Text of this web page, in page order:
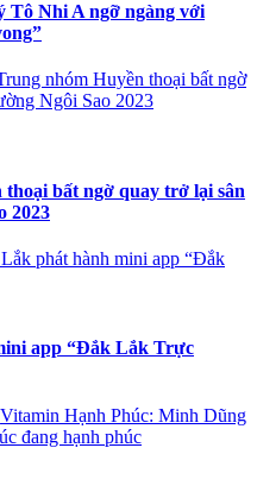
Tô Nhi A ngỡ ngàng với
nhóm Huyền thoại bất ngờ
Ngôi Sao 2023
bất ngờ quay trở lại sân
2023
phát hành mini app “Đắk
app “Đắk Lắk Trực
Vitamin Hạnh Phúc: Minh Dũng
đang hạnh phúc